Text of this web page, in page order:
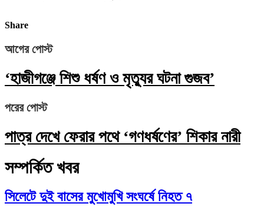
Share
আগের পোস্ট
‘হাজীগঞ্জে শিশু ধর্ষণ ও মৃত্যুর ঘটনা গুজব’
পরের পোস্ট
পাত্র দেখে ফেরার পথে ‘গণধর্ষণের’ শিকার নারী
সম্পর্কিত খবর
সিলেটে দুই বাসের মুখোমুখি সংঘর্ষে নিহত ৭